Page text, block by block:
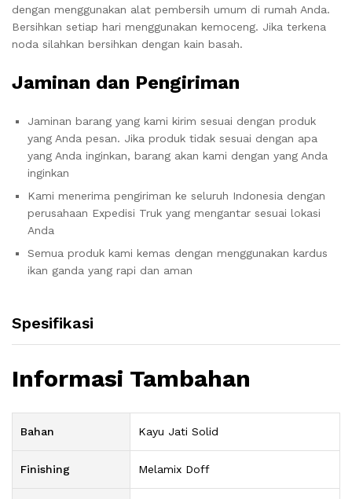
dengan menggunakan alat pembersih umum di rumah Anda.
Bersihkan setiap hari menggunakan kemoceng. Jika terkena
noda silahkan bersihkan dengan kain basah.
Jaminan dan Pengiriman
Jaminan barang yang kami kirim sesuai dengan produk
yang Anda pesan. Jika produk tidak sesuai dengan apa
yang Anda inginkan, barang akan kami dengan yang Anda
inginkan
Kami menerima pengiriman ke seluruh Indonesia dengan
perusahaan Expedisi Truk yang mengantar sesuai lokasi
Anda
Semua produk kami kemas dengan menggunakan kardus
ikan ganda yang rapi dan aman
Spesifikasi
Informasi Tambahan
Bahan Kayu Jati Solid
Finishing Melamix Doff